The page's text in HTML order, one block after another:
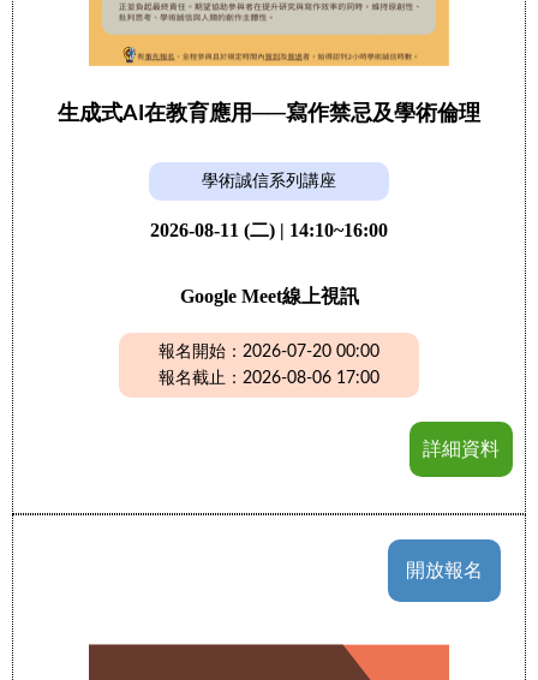
生成式AI在教育應用──寫作禁忌及學術倫理
學術誠信系列講座
2026-08-11 (二) | 14:10~16:00
Google Meet線上視訊
報名開始：2026-07-20 00:00
報名截止：2026-08-06 17:00
詳細資料
開放報名